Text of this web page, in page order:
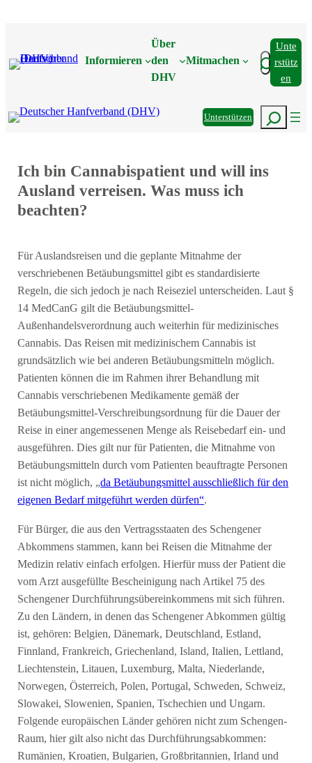
Informieren
Über
den
DHV
Mitmachen Suchen
Unte
Rstütz
En
UnterstützenSuchen
Ich bin Cannabispatient und will ins
Ausland verreisen. Was muss ich
beachten?
Für Auslandsreisen und die geplante Mitnahme der
verschriebenen Betäubungsmittel gibt es standardisierte
Regeln, die sich jedoch je nach Reiseziel unterscheiden. Laut §
14 MedCanG gilt die Betäubungsmittel-
Außenhandelsverordnung auch weiterhin für medizinisches
Cannabis. Das Reisen mit medizinischem Cannabis ist
grundsätzlich wie bei anderen Betäubungsmitteln möglich.
Patienten können die im Rahmen ihrer Behandlung mit
Cannabis verschriebenen Medikamente gemäß der
Betäubungsmittel-Verschreibungsordnung für die Dauer der
Reise in einer angemessenen Menge als Reisebedarf ein- und
ausgeführen. Dies gilt nur für Patienten, die Mitnahme von
Betäubungsmitteln durch vom Patienten beauftragte Personen
ist nicht möglich, „da Betäubungsmittel ausschließlich für den
eigenen Bedarf mitgeführt werden dürfen“.
Für Bürger, die aus den Vertragsstaaten des Schengener
Abkommens stammen, kann bei Reisen die Mitnahme der
Medizin relativ einfach erfolgen. Hierfür muss der Patient die
vom Arzt ausgefüllte Bescheinigung nach Artikel 75 des
Schengener Durchführungsübereinkommens mit sich führen.
Zu den Ländern, in denen das Schengener Abkommen gültig
ist, gehören: Belgien, Dänemark, Deutschland, Estland,
Finnland, Frankreich, Griechenland, Island, Italien, Lettland,
Liechtenstein, Litauen, Luxemburg, Malta, Niederlande,
Norwegen, Österreich, Polen, Portugal, Schweden, Schweiz,
Slowakei, Slowenien, Spanien, Tschechien und Ungarn.
Folgende europäischen Länder gehören nicht zum Schengen-
Raum, hier gilt also nicht das Durchführungsabkommen:
Rumänien, Kroatien, Bulgarien, Großbritannien, Irland und